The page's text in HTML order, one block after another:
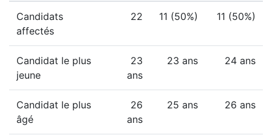
Candidats
affectés
22 11 (50%) 11 (50%)
Candidat le plus
jeune
23
ans
23 ans 24 ans
Candidat le plus
âgé
26
ans
25 ans 26 ans